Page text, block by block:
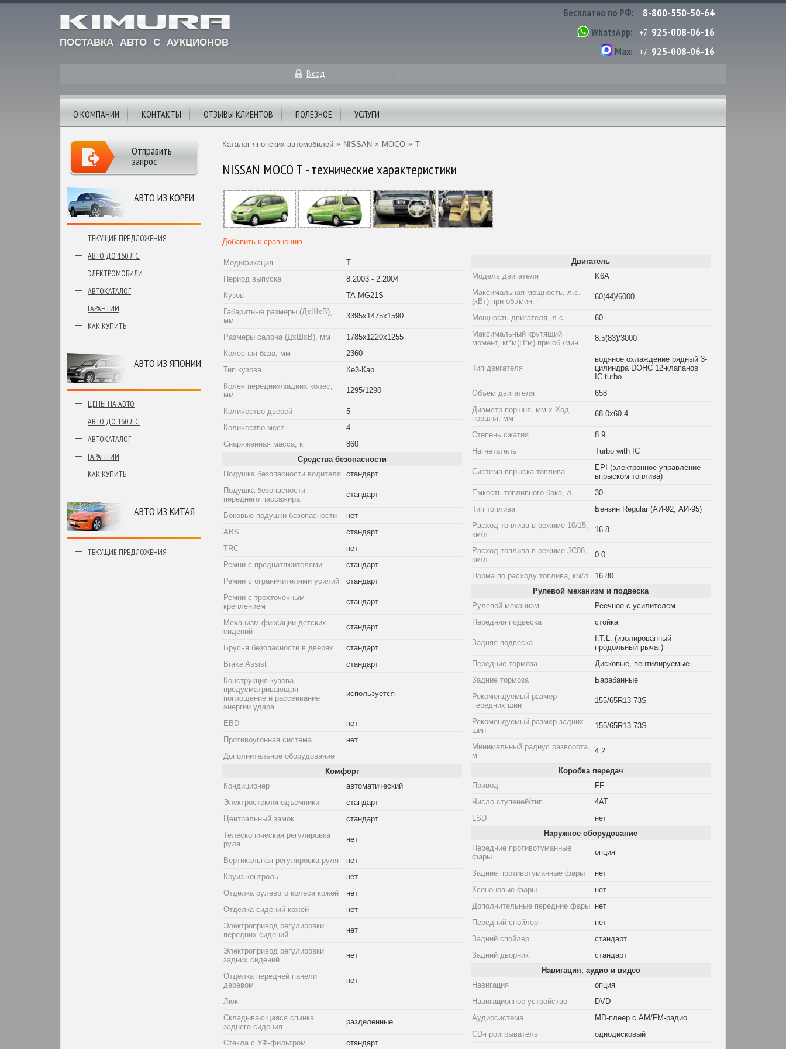
ПОСТАВКА АВТО С АУКЦИОНОВ
Бесплатно по РФ: 8-800-550-50-64
WhatsApp: +7 925-008-06-16
Max: +7 925-008-06-16
Вход
О КОМПАНИИ КОНТАКТЫ ОТЗЫВЫ КЛИЕНТОВ ПОЛЕЗНОЕ УСЛУГИ
АВТО ИЗ КОРЕИ
ТЕКУЩИЕ ПРЕДЛОЖЕНИЯ
АВТО ДО 160 Л.С.
ЭЛЕКТРОМОБИЛИ
АВТОКАТАЛОГ
ГАРАНТИИ
КАК КУПИТЬ
АВТО ИЗ ЯПОНИИ
ЦЕНЫ НА АВТО
АВТО ДО 160 Л.С.
АВТОКАТАЛОГ
ГАРАНТИИ
КАК КУПИТЬ
АВТО ИЗ КИТАЯ
ТЕКУЩИЕ ПРЕДЛОЖЕНИЯ
Отправить
запрос
Каталог японских автомобилей » NISSAN » MOCO » T
NISSAN MOCO T - технические характеристики
Добавить к сравнению
Модификация
T
Период выпуска
8.2003 - 2.2004
Кузов
TA-MG21S
Габаритные размеры (ДхШхВ),
мм
3395x1475x1590
Размеры салона (ДхШхВ), мм
1785x1220x1255
Колесная база, мм
2360
Тип кузова
Кей-Кар
Колея передних/задних колес,
мм
1295/1290
Количество дверей
5
Количество мест
4
Снаряженная масса, кг
860
Средства безопасности
Подушка безопасности водителя
стандарт
Подушка безопасности
переднего пассажира
стандарт
Боковые подушки безопасности
нет
ABS
стандарт
TRC
нет
Ремни с преднатяжителями
стандарт
Ремни с ограничителями усилий
стандарт
Ремни с трехточечным
креплением
стандарт
Механизм фиксации детских
сидений
стандарт
Брусья безопасности в дверях
стандарт
Brake Assist
стандарт
Конструкция кузова,
предусматривающая
поглощение и рассеивание
энергии удара
используется
EBD
нет
Противоугонная система
нет
Дополнительное оборудование
Комфорт
Кондиционер
автоматический
Электростеклоподъемники
стандарт
Центральный замок
стандарт
Телескопическая регулировка
руля
нет
Вертикальная регулировка руля
нет
Круиз-контроль
нет
Отделка рулевого колеса кожей
нет
Отделка сидений кожей
нет
Электропривод регулировки
передних сидений
нет
Электропривод регулировки
задних сидений
нет
Отделка передней панели
деревом
нет
Люк
----
Складывающаяся спинка
заднего сидения
разделенные
Стекла с УФ-фильтром стандарт
Двигатель
Модель двигателя
K6A
Максимальная мощность, л.с.
(кВт) при об./мин.
60(44)/6000
Мощность двигателя, л.с.
60
Максимальный крутящий
момент, кг*м(Н*м) при об./мин.
8.5(83)/3000
Тип двигателя
водяное охлаждение рядный 3-
цилиндра DOHC 12-клапанов
IC turbo
Объем двигателя
658
Диаметр поршня, мм x Ход
поршня, мм
68.0x60.4
Степень сжатия
8.9
Нагнетатель
Turbo with IC
Система впрыска топлива
EPI (электронное управление
впрыском топлива)
Емкость топливного бака, л
30
Тип топлива
Бензин Regular (АИ-92, АИ-95)
Расход топлива в режиме 10/15,
км/л
16.8
Расход топлива в режиме JC08,
км/л
0.0
Норма по расходу топлива, км/л
16.80
Рулевой механизм и подвеска
Рулевой механизм
Реечное с усилителем
Передняя подвеска
стойка
Задняя подвеска
I.T.L. (изолированный
продольный рычаг)
Передние тормоза
Дисковые, вентилируемые
Задние тормоза
Барабанные
Рекомендуемый размер
передних шин
155/65R13 73S
Рекомендуемый размер задних
шин
155/65R13 73S
Минимальный радиус разворота,
м
4.2
Коробка передач
Привод
FF
Число ступеней/тип
4AT
LSD
нет
Наружное оборудование
Передние противотуманные
фары
опция
Задние противотуманные фары
нет
Ксеноновые фары
нет
Дополнительные передние фары нет
Передний спойлер
нет
Задний спойлер
стандарт
Задний дворник
стандарт
Навигация, аудио и видео
Навигация
опция
Навигационное устройство
DVD
Аудиосистема
MD-плеер с AM/FM-радио
CD-проигрыватель
однодисковый